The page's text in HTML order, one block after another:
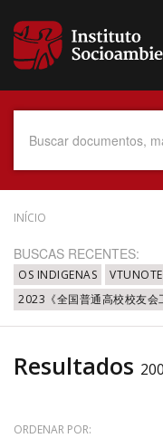
para
conteúdo
Data do Documento
Até
INÍCIO
BUSCAS RECENTES:
OS INDIGENAS
2023《全国普通高校校友会
Resultados
ORDENAR POR: